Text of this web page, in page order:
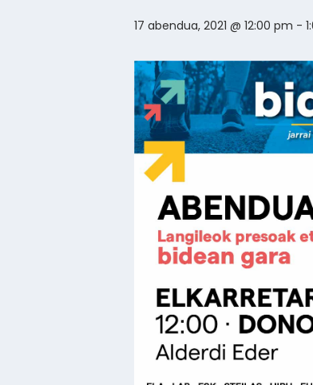
17 abendua, 2021 @ 12:00 pm -